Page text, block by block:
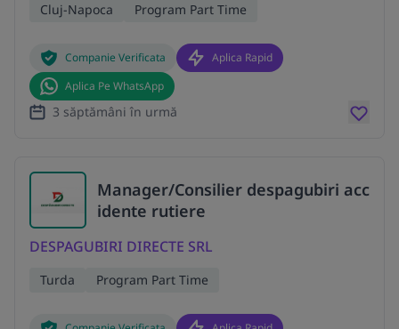
Cluj-Napoca Program Part Time
Companie Verificata
Aplica Rapid
Aplica Pe WhatsApp
3 săptămâni în urmă
Manager/Consilier despagubiri acc
idente rutiere
DESPAGUBIRI DIRECTE SRL
Turda Program Part Time